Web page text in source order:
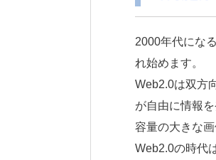
2000年代にな
れ始めます。
Web2.0は双方
が自由に情報
容量の大きな
Web2.0の時代